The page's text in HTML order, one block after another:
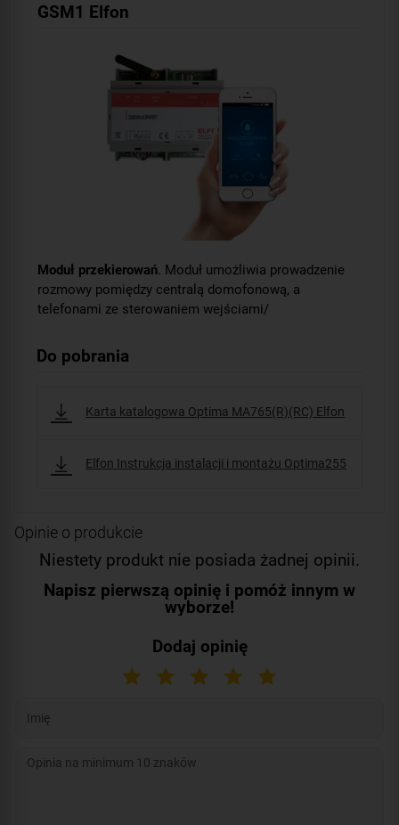
GSM1 Elfon
Moduł przekierowań. Moduł umożliwia prowadzenie
rozmowy pomiędzy centralą domofonową, a
telefonami ze sterowaniem wejściami/
Do pobrania
Karta katalogowa Optima MA765(R)(RC) Elfon
Elfon Instrukcja instalacji i montażu Optima255
Opinie o produkcie
Niestety produkt nie posiada żadnej opinii.
Napisz pierwszą opinię i pomóż innym w
wyborze!
Dodaj opinię